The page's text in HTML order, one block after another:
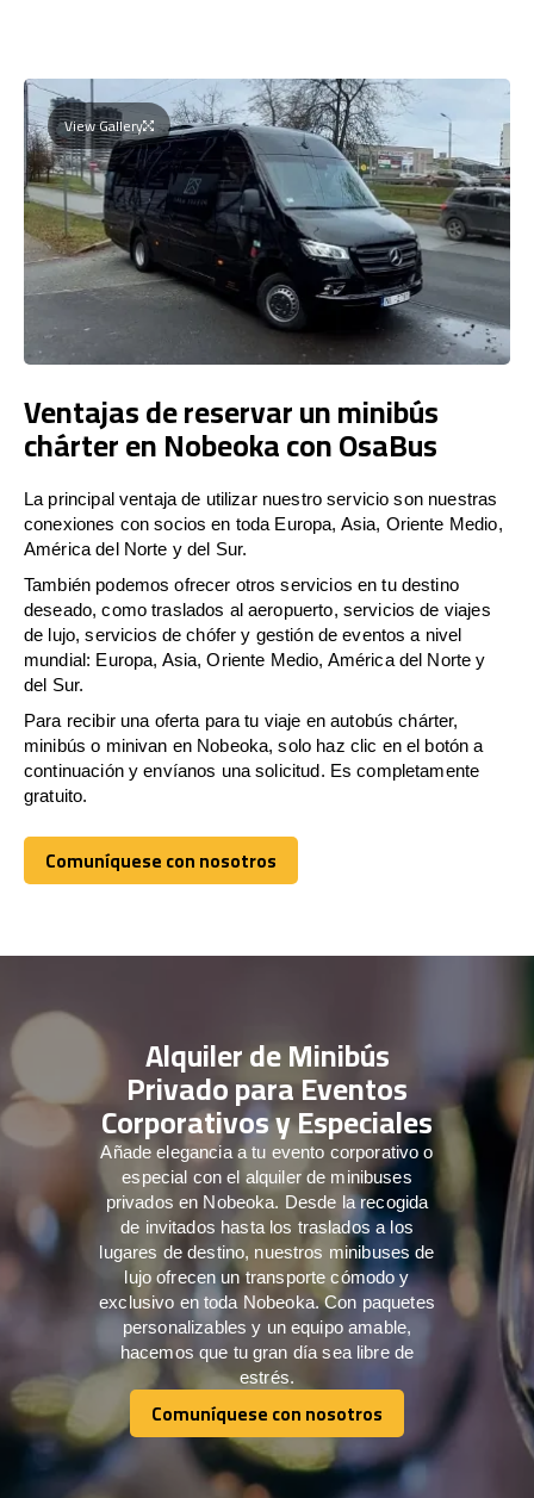
View Gallery
Ventajas de reservar un minibús
chárter en Nobeoka con OsaBus
La principal ventaja de utilizar nuestro servicio son nuestras
conexiones con socios en toda Europa, Asia, Oriente Medio,
América del Norte y del Sur.
También podemos ofrecer otros servicios en tu destino
deseado, como traslados al aeropuerto, servicios de viajes
de lujo, servicios de chófer y gestión de eventos a nivel
mundial: Europa, Asia, Oriente Medio, América del Norte y
del Sur.
Para recibir una oferta para tu viaje en autobús chárter,
minibús o minivan en Nobeoka, solo haz clic en el botón a
continuación y envíanos una solicitud. Es completamente
gratuito.
Comuníquese con nosotros
Comuníquese con nosotros
Alquiler de Minibús
Privado para Eventos
Corporativos y Especiales
Añade elegancia a tu evento corporativo o
especial con el alquiler de minibuses
privados en Nobeoka. Desde la recogida
de invitados hasta los traslados a los
lugares de destino, nuestros minibuses de
lujo ofrecen un transporte cómodo y
exclusivo en toda Nobeoka. Con paquetes
personalizables y un equipo amable,
hacemos que tu gran día sea libre de
estrés.
Comuníquese con nosotros
Comuníquese con nosotros